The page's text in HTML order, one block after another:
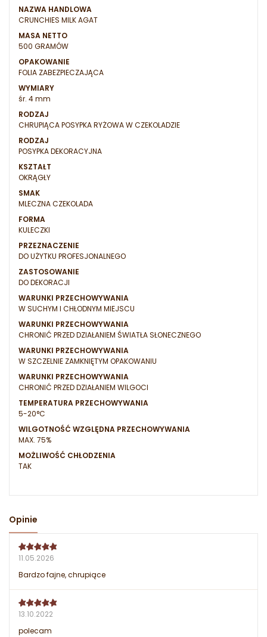
NAZWA HANDLOWA
CRUNCHIES MILK AGAT
MASA NETTO
500 GRAMÓW
OPAKOWANIE
FOLIA ZABEZPIECZAJĄCA
WYMIARY
śr. 4 mm
RODZAJ
CHRUPIĄCA POSYPKA RYŻOWA W CZEKOLADZIE
RODZAJ
POSYPKA DEKORACYJNA
KSZTAŁT
OKRĄGŁY
SMAK
MLECZNA CZEKOLADA
FORMA
KULECZKI
PRZEZNACZENIE
DO UŻYTKU PROFESJONALNEGO
ZASTOSOWANIE
DO DEKORACJI
WARUNKI PRZECHOWYWANIA
W SUCHYM I CHŁODNYM MIEJSCU
WARUNKI PRZECHOWYWANIA
CHRONIĆ PRZED DZIAŁANIEM ŚWIATŁA SŁONECZNEGO
WARUNKI PRZECHOWYWANIA
W SZCZELNIE ZAMKNIĘTYM OPAKOWANIU
WARUNKI PRZECHOWYWANIA
CHRONIĆ PRZED DZIAŁANIEM WILGOCI
TEMPERATURA PRZECHOWYWANIA
5-20°C
WILGOTNOŚĆ WZGLĘDNA PRZECHOWYWANIA
MAX. 75%
MOŻLIWOŚĆ CHŁODZENIA
TAK
Opinie
11.05.2026
Bardzo fajne, chrupiące
13.10.2022
polecam